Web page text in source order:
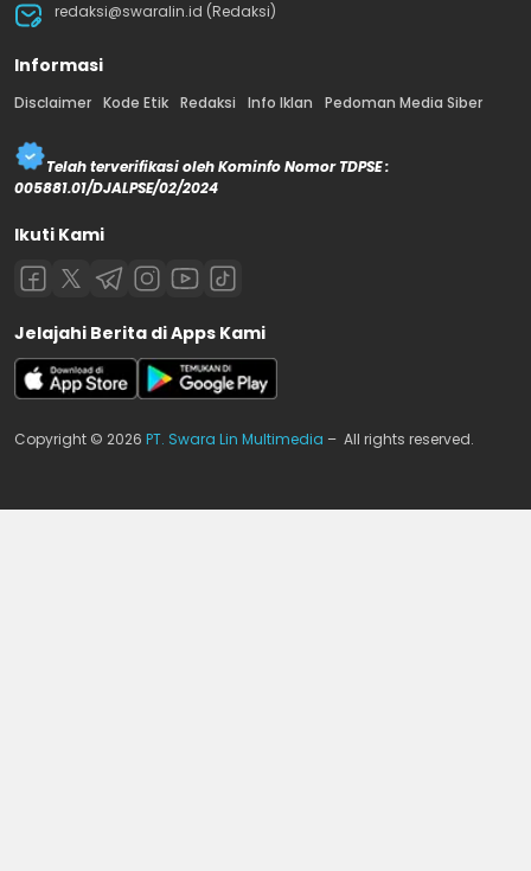
redaksi@swaralin.id (Redaksi)
Informasi
Disclaimer Kode Etik Redaksi Info Iklan Pedoman Media Siber
Telah terverifikasi oleh Kominfo Nomor TDPSE :
005881.01/DJALPSE/02/2024
Ikuti Kami
Jelajahi Berita di Apps Kami
Copyright © 2026 PT. Swara Lin Multimedia – All rights reserved.